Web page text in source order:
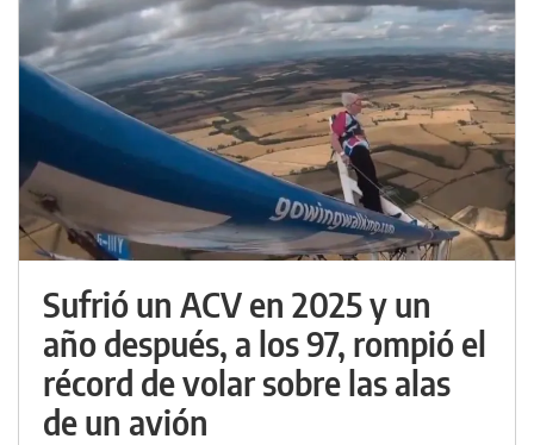
Sufrió un ACV en 2025 y un
año después, a los 97, rompió el
récord de volar sobre las alas
de un avión